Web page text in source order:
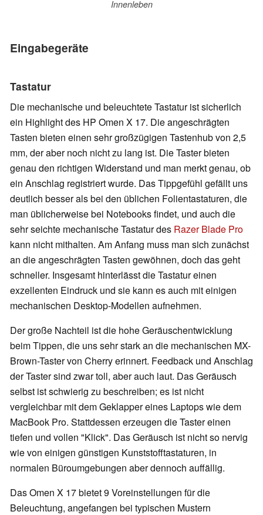
Innenleben
Eingabegeräte
Tastatur
Die mechanische und beleuchtete Tastatur ist sicherlich
ein Highlight des HP Omen X 17. Die angeschrägten
Tasten bieten einen sehr großzügigen Tastenhub von 2,5
mm, der aber noch nicht zu lang ist. Die Taster bieten
genau den richtigen Widerstand und man merkt genau, ob
ein Anschlag registriert wurde. Das Tippgefühl gefällt uns
deutlich besser als bei den üblichen Folientastaturen, die
man üblicherweise bei Notebooks findet, und auch die
sehr seichte mechanische Tastatur des Razer Blade Pro
kann nicht mithalten. Am Anfang muss man sich zunächst
an die angeschrägten Tasten gewöhnen, doch das geht
schneller. Insgesamt hinterlässt die Tastatur einen
exzellenten Eindruck und sie kann es auch mit einigen
mechanischen Desktop-Modellen aufnehmen.
Der große Nachteil ist die hohe Geräuschentwicklung
beim Tippen, die uns sehr stark an die mechanischen MX-
Brown-Taster von Cherry erinnert. Feedback und Anschlag
der Taster sind zwar toll, aber auch laut. Das Geräusch
selbst ist schwierig zu beschreiben; es ist nicht
vergleichbar mit dem Geklapper eines Laptops wie dem
MacBook Pro. Stattdessen erzeugen die Taster einen
tiefen und vollen "Klick". Das Geräusch ist nicht so nervig
wie von einigen günstigen Kunststofftastaturen, in
normalen Büroumgebungen aber dennoch auffällig.
Das Omen X 17 bietet 9 Voreinstellungen für die
Beleuchtung, angefangen bei typischen Mustern